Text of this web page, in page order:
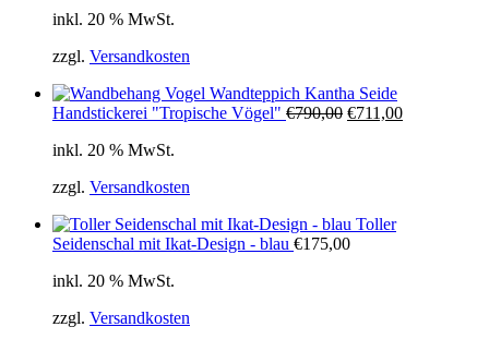
inkl. 20 % MwSt.
zzgl. Versandkosten
Wandteppich Kantha Seide
Handstickerei "Tropische Vögel" €790,00 Ursprünglicher
€711,00Aktueller
inkl. 20 % MwSt.
zzgl. Versandkosten
Toller
Seidenschal mit Ikat-Design - blau €175,00
inkl. 20 % MwSt.
zzgl. Versandkosten